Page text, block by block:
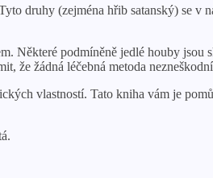
druhy (zejména hřib satanský) se
Některé podmíněně jedlé houby
že žádná léčebná metoda
vlastností. Tato kniha vám je